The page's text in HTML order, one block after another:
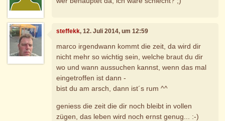
steffekk, 12. Juli 2014, um 12:59
marco irgendwann kommt die zeit, da wird dir
nicht mehr so wichtig sein, welche braut du dir
wo und wann aussuchen kannst, wenn das mal
eingetroffen ist dann -
bist du am arsch, dann ist´s rum ^^
geniess die zeit die dir noch bleibt in vollen
zügen, das leben wird noch ernst genug... :-)